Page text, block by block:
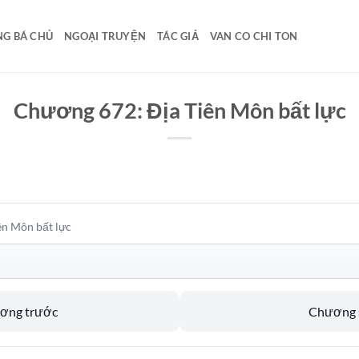
BÁ CHỦ NGOẠI TRUYỆN TÁC GIẢ VAN CO CHI TON
Chương 672: Địa Tiên Môn bất lực
Môn bất lực
trước Chương